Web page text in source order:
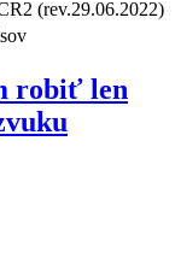
(rev.29.06.2022)
robiť len